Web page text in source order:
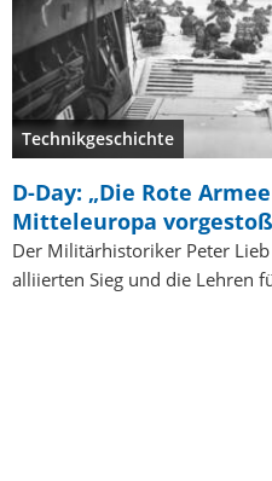
Technikgeschichte
D-Day: „Die Rote
Mitteleuropa
Der Militärhistoriker Peter
alliierten Sieg und die Lehren